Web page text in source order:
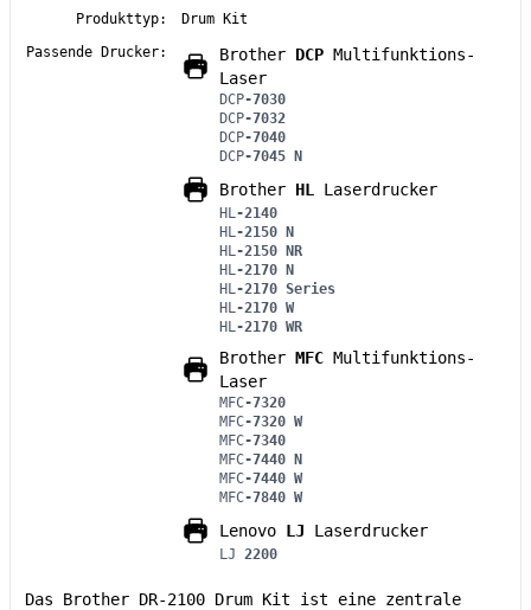
Produkttyp:
Drum Kit
Passende Drucker:
Brother DCP Multifunktions-
Laser
DCP-7030
DCP-7032
DCP-7040
DCP-7045 N
Brother HL Laserdrucker
HL-2140
HL-2150 N
HL-2150 NR
HL-2170 N
HL-2170 Series
HL-2170 W
HL-2170 WR
Brother MFC Multifunktions-
Laser
MFC-7320
MFC-7320 W
MFC-7340
MFC-7440 N
MFC-7440 W
MFC-7840 W
Lenovo LJ Laserdrucker
LJ 2200
Das Brother DR-2100 Drum Kit ist eine zentrale